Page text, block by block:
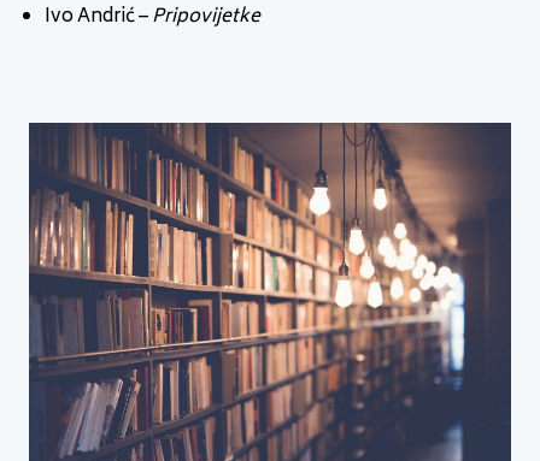
Ivo Andrić –Pripovijetke